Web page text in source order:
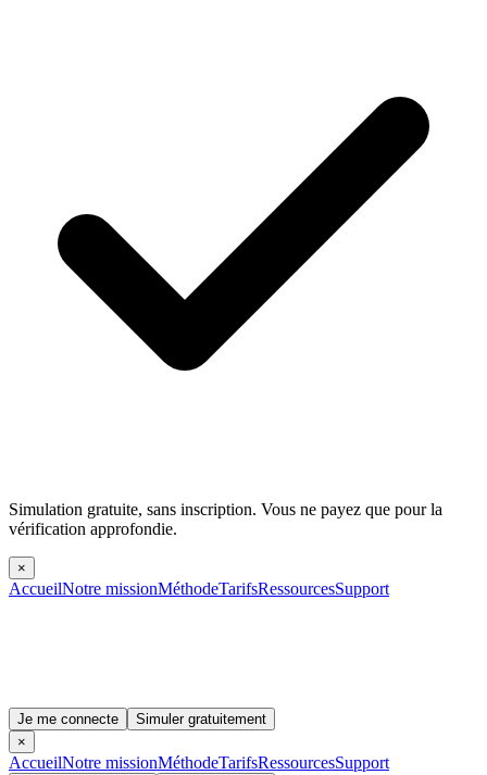
Simulation gratuite, sans inscription. Vous ne payez que pour la
vérification approfondie.
×
AccueilNotre missionMéthodeTarifsRessourcesSupport
Je me connecte
Simuler gratuitement
×
AccueilNotre missionMéthodeTarifsRessourcesSupport